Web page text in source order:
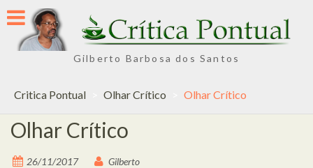
Skip
to
content
Gilberto Barbosa dos Santos
Critica Pontual Olhar Crítico Olhar Crítico
Olhar Crítico
26/11/2017 Gilberto